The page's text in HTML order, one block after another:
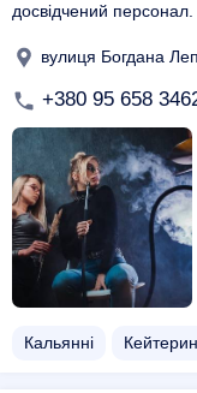
досвідчений
вулиця Богдана
+380 95 658
Кальянні